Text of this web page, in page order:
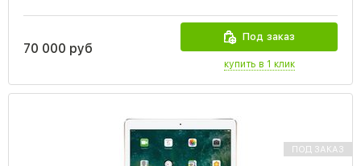
70 000 руб
Под заказ
купить в 1 клик
ПОД ЗАКАЗ